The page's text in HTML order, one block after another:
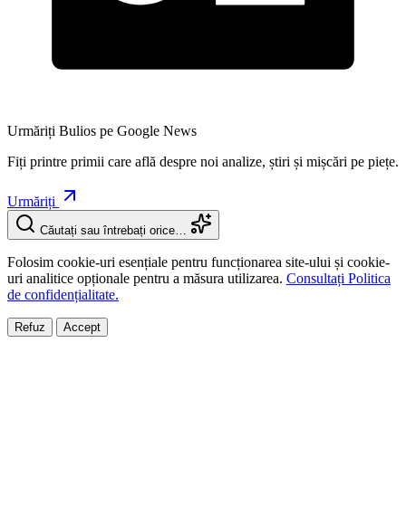
Urmăriți Bulios pe Google News
Fiți printre primii care află despre noi analize, știri și mișcări pe piețe.
Urmăriți
Căutați sau întrebați orice…
Folosim cookie-uri esențiale pentru funcționarea site-ului și cookie-
uri analitice opționale pentru a măsura utilizarea. Consultați Politica
de confidențialitate.
Refuz Accept